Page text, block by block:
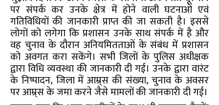
पर संपर्क कर उनके क्षेत्र में होने वाली घटनाओं एवं
गतिविधियों की जानकारी प्राप्त की जा सकती है। इससे
लोगों को लगेगा कि प्रशासन उनके साथ संपर्क में है और
वह चुनाव के दौरान अनियमितताओं के संबंध में प्रशासन
को अवगत करा सकेंगे। सभी जिलों के पुलिस अधीक्षक
द्वारा विधि व्यवस्था की जानकारी दी गई। उनके द्वारा वारंट
के निष्पादन, जिला में आम्र्स की संख्या, चुनाव के अवसर
पर आम्र्स के जमा करने जैसे मामलों की जानकारी दी गई।